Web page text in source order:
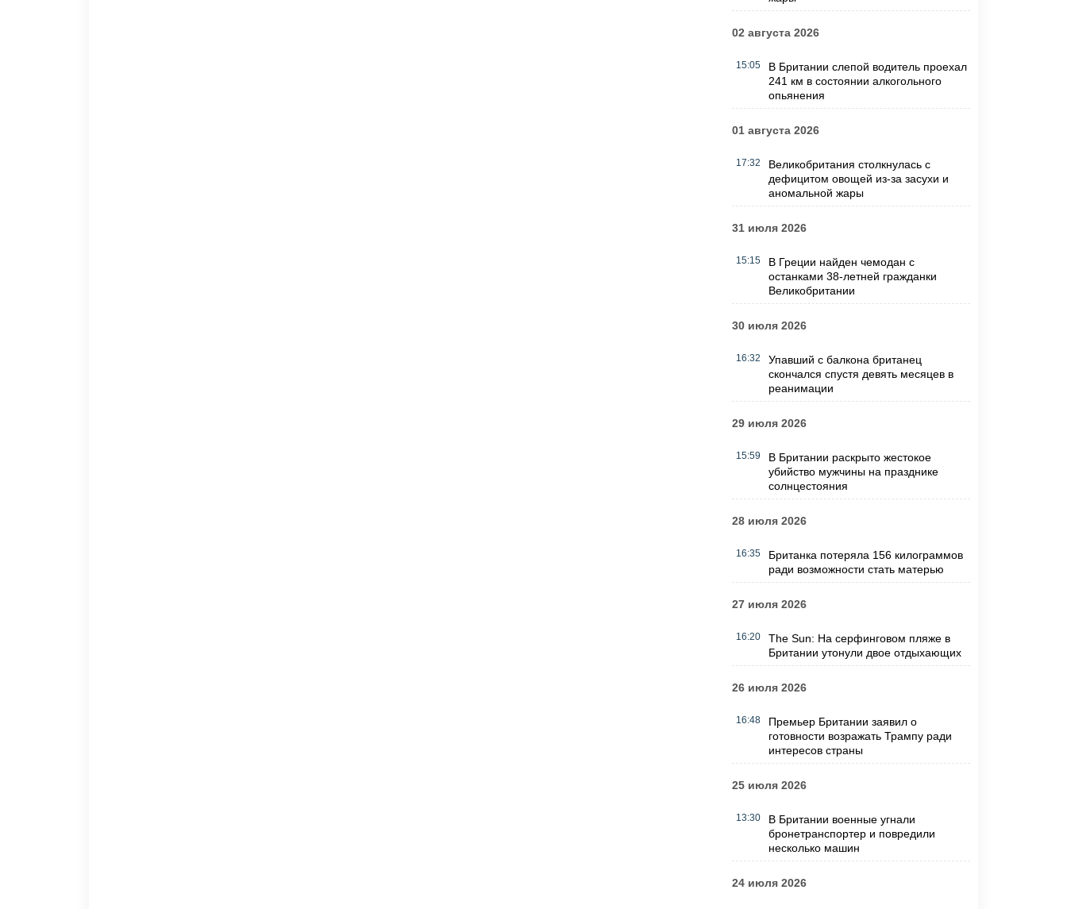
02 августа 2026
15:05
В Британии слепой водитель проехал
241 км в состоянии алкогольного
опьянения
01 августа 2026
17:32
Великобритания столкнулась с
дефицитом овощей из-за засухи и
аномальной жары
31 июля 2026
15:15
В Греции найден чемодан с
останками 38-летней гражданки
Великобритании
30 июля 2026
16:32
Упавший с балкона британец
скончался спустя девять месяцев в
реанимации
29 июля 2026
15:59
В Британии раскрыто жестокое
убийство мужчины на празднике
солнцестояния
28 июля 2026
16:35
Британка потеряла 156 килограммов
ради возможности стать матерью
27 июля 2026
16:20
The Sun: На серфинговом пляже в
Британии утонули двое отдыхающих
26 июля 2026
16:48
Премьер Британии заявил о
готовности возражать Трампу ради
интересов страны
25 июля 2026
13:30
В Британии военные угнали
бронетранспортер и повредили
несколько машин
24 июля 2026